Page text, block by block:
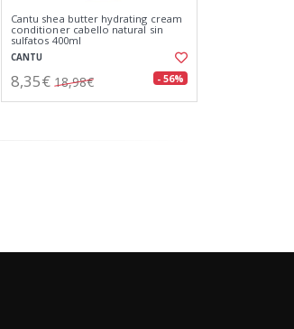
Cantu shea butter hydrating cream
conditioner cabello natural sin
sulfatos 400ml
CANTU
8,35€ 18,98€ - 56%